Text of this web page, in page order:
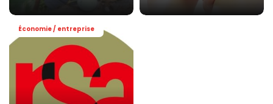
Économie / entreprise